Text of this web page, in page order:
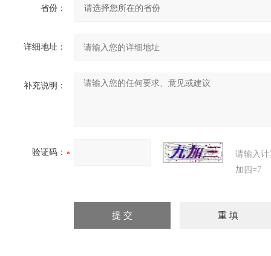
省份：
详细地址：
补充说明：
验证码：
请输入
加四=7